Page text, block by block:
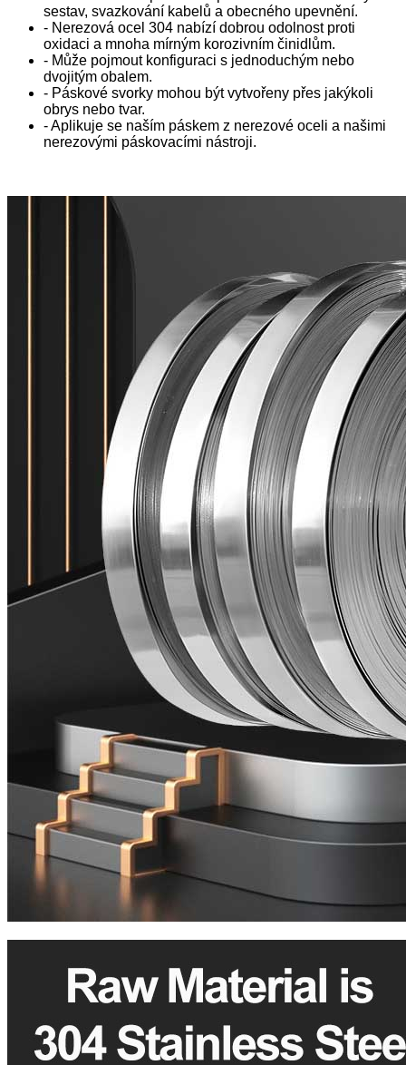
sestav, svazkování kabelů a obecného upevnění.
- Nerezová ocel 304 nabízí dobrou odolnost proti
oxidaci a mnoha mírným korozivním činidlům.
- Může pojmout konfiguraci s jednoduchým nebo
dvojitým obalem.
- Páskové svorky mohou být vytvořeny přes jakýkoli
obrys nebo tvar.
- Aplikuje se naším páskem z nerezové oceli a našimi
nerezovými páskovacími nástroji.